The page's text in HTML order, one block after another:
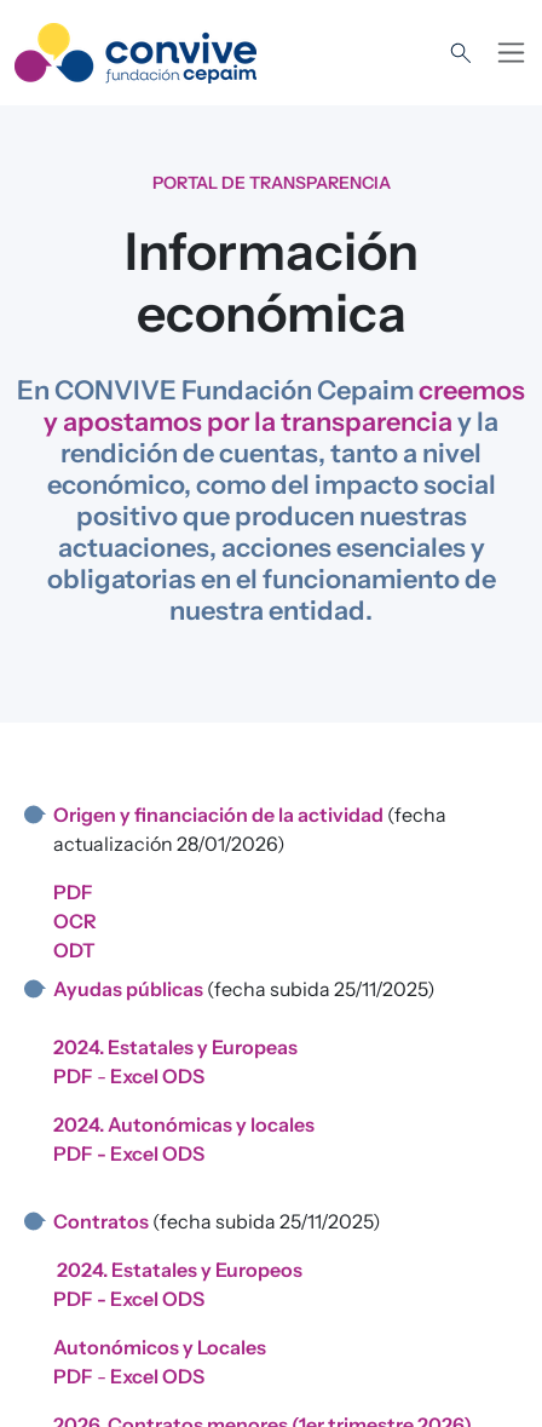
PORTAL DE TRANSPARENCIA
Información
económica
En CONVIVE Fundación Cepaimcreemos
y apostamos por la transparenciay la
rendición de cuentas, tanto a nivel
económico, como del impacto social
positivo que producen nuestras
actuaciones, acciones esenciales y
obligatorias en el funcionamiento de
nuestra entidad.
Origen y financiación de la actividad (fecha
actualización 28/01/2026)
PDF
OCR
ODT
Ayudas públicas (fecha subida 25/11/2025)
2024. Estatales y Europeas
PDF - Excel ODS
2024. Autonómicas y locales
PDF - Excel ODS
Contratos (fecha subida 25/11/2025)
2024. Estatales y Europeos
PDF - Excel ODS
Autonómicos y Locales
PDF - Excel ODS